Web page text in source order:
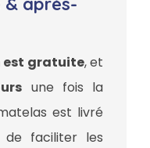
est gratuite, et
une fois la
est livré
de faciliter les